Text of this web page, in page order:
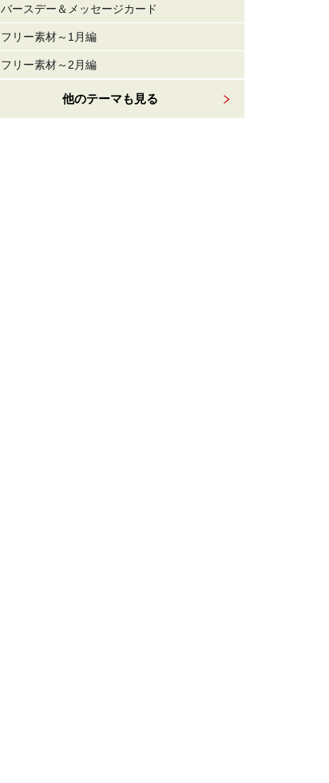
バースデー＆メッセージカード
フリー素材～1月編
フリー素材～2月編
他のテーマも見る